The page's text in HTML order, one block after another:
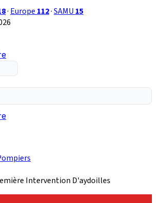
· Europe 112·SAMU 15
Intervention D'aydoilles